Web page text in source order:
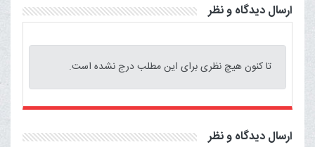
ارسال دیدگاه و نظر
تا کنون هیچ نظری برای این مطلب درج نشده است.
ارسال دیدگاه و نظر